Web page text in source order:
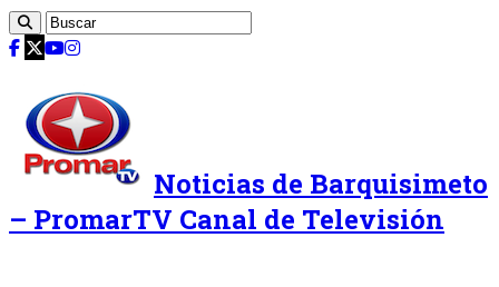
Noticias de Barquisimeto
– PromarTV Canal de Televisión